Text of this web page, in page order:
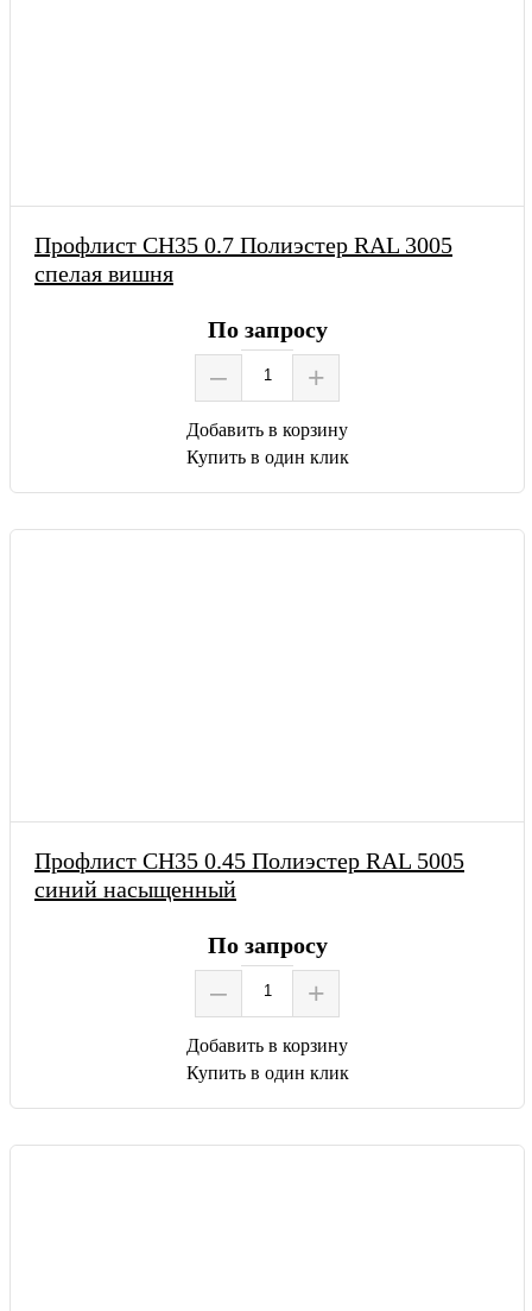
Профлист СН35 0.7 Полиэстер RAL 3005
спелая вишня
По запросу
– +
Добавить в корзину
Купить в один клик
Профлист СН35 0.45 Полиэстер RAL 5005
синий насыщенный
По запросу
– +
Добавить в корзину
Купить в один клик